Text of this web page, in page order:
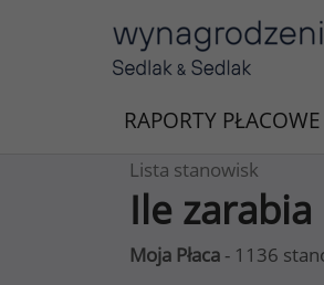
RAPORTY PŁACOWE
Lista stanowisk
Ile
Moja Płaca - 1136